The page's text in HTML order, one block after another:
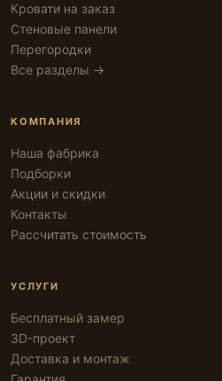
Кровати на заказ
Стеновые панели
Перегородки
Все разделы →
КОМПАНИЯ
Наша фабрика
Подборки
Акции и скидки
Контакты
Рассчитать стоимость
УСЛУГИ
Бесплатный замер
3D-проект
Доставка и монтаж